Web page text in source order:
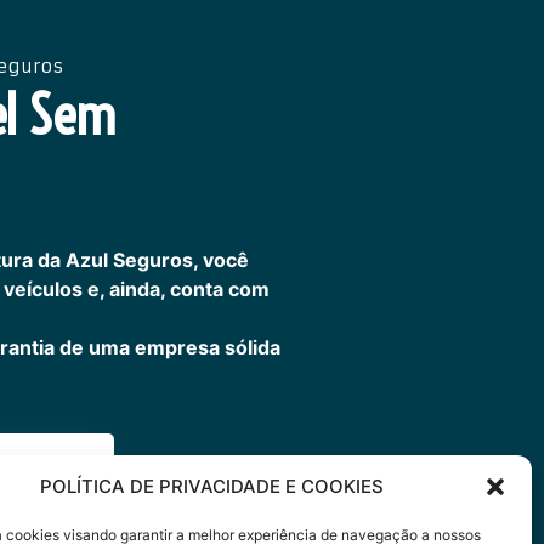
POLÍTICA DE PRIVACIDADE E COOKIES
cookies visando garantir a melhor experiência de navegação a nossos
Sem
da Azul Seguros, você
e, ainda, conta com
de uma empresa sólida